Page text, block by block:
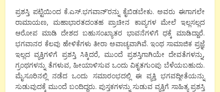
ಪ್ರಶಸ್ತಿ ಪಟ್ಟಿಯಿಂದ ಕೆ.ಎಸ್.ಭಗವಾನ್’ರನ್ನು ಕೈಬಿಡಬೇಕು. ಅವರು ಈಗಾಗಲೇ
ರಾಮಾಯಣ, ಮಹಾಭಾರತದಂತಹ ಪ್ರಾಚೀನ ಕಾವ್ಯಗಳ ಮೇಲೆ ಇಲ್ಲಸಲ್ಲದ
ಆರೋಪ ಮಾಡಿ ದೇಶದ ಬಹುಸಂಖ್ಯಾತರ ಭಾವನೆಗಳಿಗೆ ಧಕ್ಕೆ ಮಾಡಿದ್ದಾರೆ.
ಭಗವಾನರ ಕೆಲವು ಹೇಳಿಕೆಗಳು ತೀರಾ ಅವಾಚ್ಯವಾಗಿವೆ. ಇಂಥ ಸಾಮಾಜಿಕ ಪ್ರಜ್ಞೆ
ಇಲ್ಲದ ವ್ಯಕ್ತಿಗಳಿಗೆ ಪ್ರಶಸ್ತಿ ಸಿಕ್ಕಿದರೆ, ಮುಂದೆ ಪ್ರಶಸ್ತಿಗಾಗಿಯೇ ದೇವತೆಗಳನ್ನು,
ಗ್ರಂಥಗಳನ್ನು ತೆಗಳುವ, ಹೀಯಾಳಿಸುವ ಒಂದು ವಿಕೃತಗುಂಪು ಬೆಳೆಯಬಹುದು.
ಮೈಸೂರಿನಲ್ಲಿ ನಡೆದ ಒಂದು ಸಮಾರಂಭದಲ್ಲಿ ಈ ವ್ಯಕ್ತಿ ಭಗವದ್ಗೀತೆಯನ್ನು
ಸುಡುವುದಕ್ಕೆ ಮುಂದೆ ಬಂದಿದ್ದರು. ಪುಸ್ತಕಗಳನ್ನು ಸುಡುವ ವ್ಯಕ್ತಿಗೆ ಸಾಹಿತ್ಯ ಪ್ರಶಸ್ತಿ